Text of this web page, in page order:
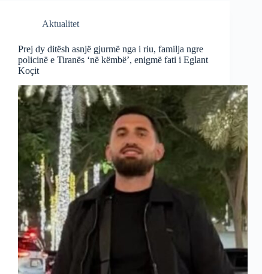
Aktualitet
Prej dy ditësh asnjë gjurmë nga i riu, familja ngre
policinë e Tiranës ‘në këmbë’, enigmë fati i Eglant
Koçit